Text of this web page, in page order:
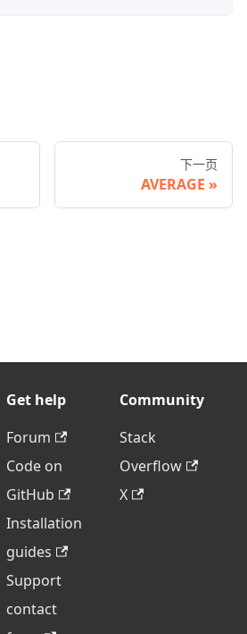
下一页
AVERAGE
Get help
Forum
Code on
GitHub
Installation
guides
Support
contact
Community
Stack
Overflow
X